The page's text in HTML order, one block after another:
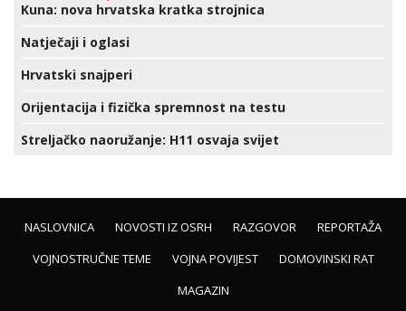
Kuna: nova hrvatska kratka strojnica
Natječaji i oglasi
Hrvatski snajperi
Orijentacija i fizička spremnost na testu
Streljačko naoružanje: H11 osvaja svijet
NASLOVNICA NOVOSTI IZ OSRH RAZGOVOR
REPORTAŽA
VOJNOSTRUČNE TEME
VOJNA POVIJEST
DOMOVINSKI RAT
MAGAZIN